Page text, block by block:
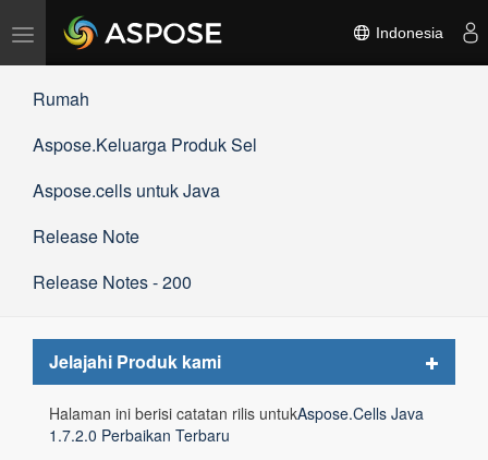
Alihkan
navigasi
Indonesia
Rumah
Aspose.Keluarga Produk Sel
Aspose.cells untuk Java
Release Note
Release Notes - 200
Jelajahi Produk kami
Toggle
Halaman ini berisi catatan rilis untukAspose.Cells Java
1.7.2.0 Perbaikan Terbaru